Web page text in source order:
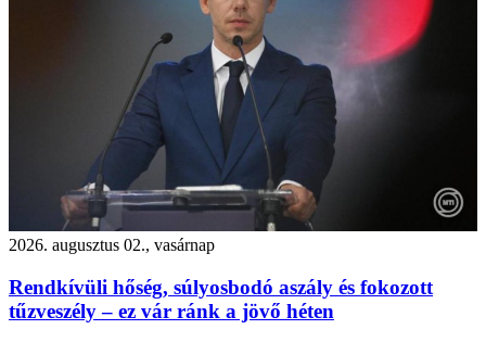
2026. augusztus 02., vasárnap
Rendkívüli hőség, súlyosbodó aszály és fokozott
tűzveszély – ez vár ránk a jövő héten